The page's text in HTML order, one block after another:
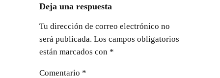
Deja una respuesta
Tu dirección de correo electrónico no
será publicada. Los campos obligatorios
están marcados con *
Comentario *